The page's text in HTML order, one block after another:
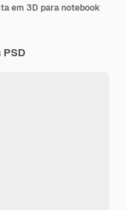
em 3D para notebook